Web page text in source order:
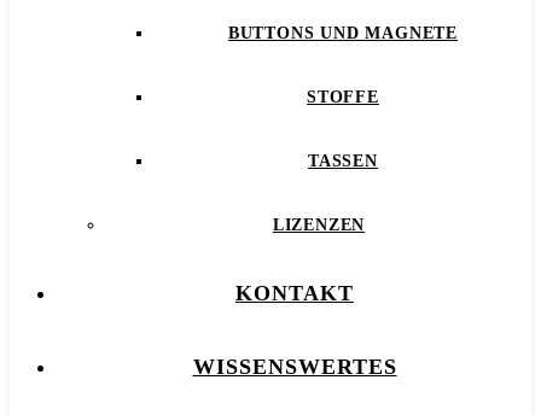
BUTTONS UND MAGNETE
STOFFE
TASSEN
LIZENZEN
KONTAKT
WISSENSWERTES